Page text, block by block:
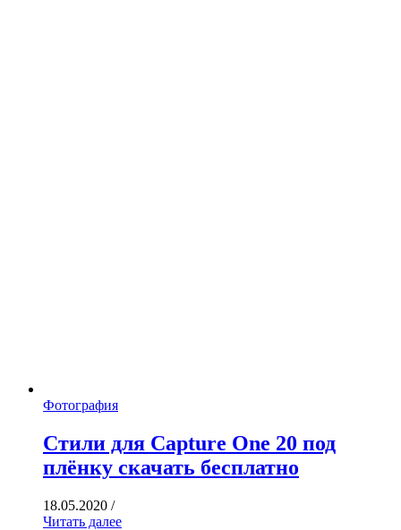
Фотография
Стили для Capture One 20 под
плёнку скачать бесплатно
18.05.2020 /
Читать далее